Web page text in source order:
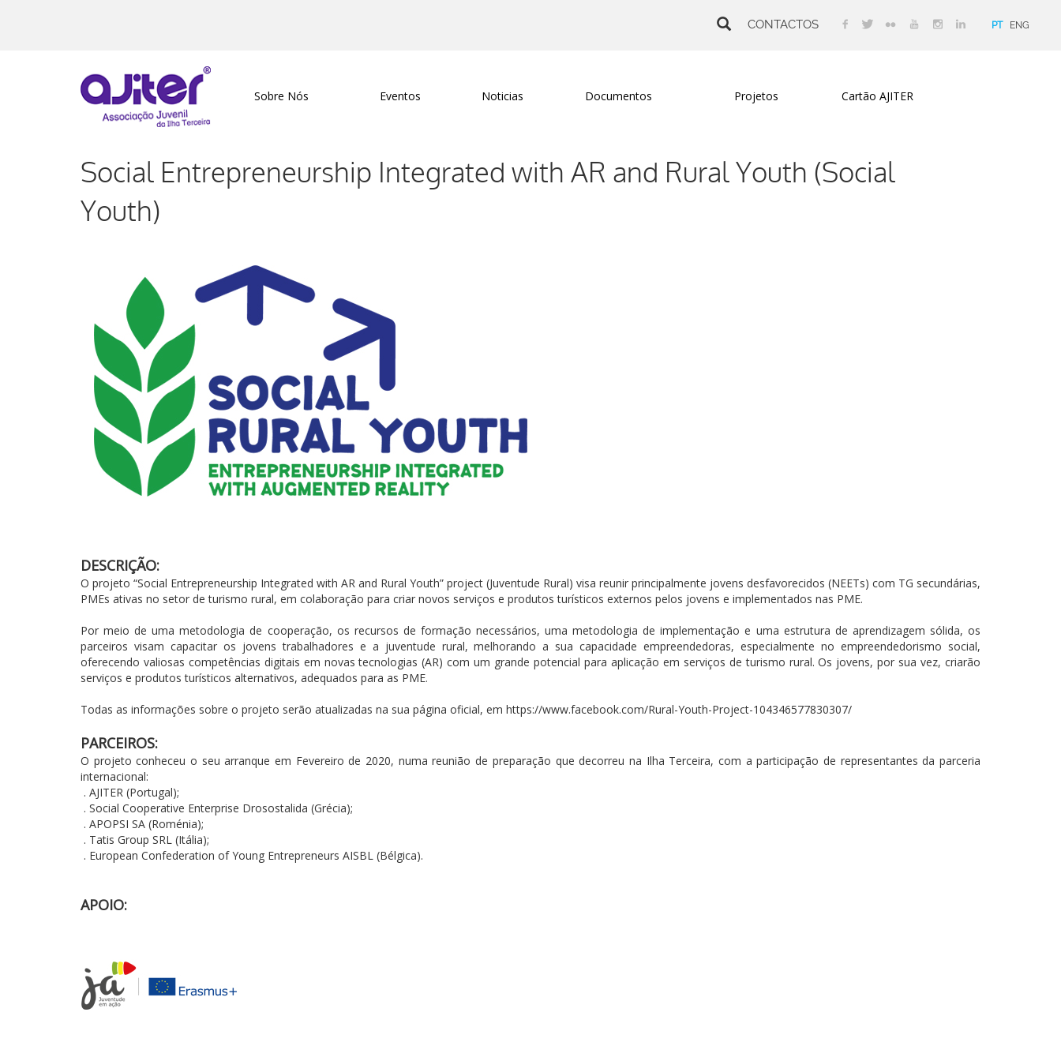
CONTACTOS PT ENG
Sobre Nós Eventos Noticias Documentos Projetos Cartão AJITER
Social Entrepreneurship Integrated with AR and Rural Youth (Social
Youth)
DESCRIÇÃO:
O projeto “Social Entrepreneurship Integrated with AR and Rural Youth” project (Juventude Rural) visa reunir principalmente jovens desfavorecidos (NEETs) com TG secundárias,
PMEs ativas no setor de turismo rural, em colaboração para criar novos serviços e produtos turísticos externos pelos jovens e implementados nas PME.
Por meio de uma metodologia de cooperação, os recursos de formação necessários, uma metodologia de implementação e uma estrutura de aprendizagem sólida, os
parceiros visam capacitar os jovens trabalhadores e a juventude rural, melhorando a sua capacidade empreendedoras, especialmente no empreendedorismo social,
oferecendo valiosas competências digitais em novas tecnologias (AR) com um grande potencial para aplicação em serviços de turismo rural. Os jovens, por sua vez, criarão
serviços e produtos turísticos alternativos, adequados para as PME.
Todas as informações sobre o projeto serão atualizadas na sua página oficial, em https://www.facebook.com/Rural-Youth-Project-104346577830307/
PARCEIROS:
O projeto conheceu o seu arranque em Fevereiro de 2020, numa reunião de preparação que decorreu na Ilha Terceira, com a participação de representantes da parceria
internacional:
. AJITER (Portugal);
. Social Cooperative Enterprise Drosostalida (Grécia);
. APOPSI SA (Roménia);
. Tatis Group SRL (Itália);
. European Confederation of Young Entrepreneurs AISBL (Bélgica).
APOIO: